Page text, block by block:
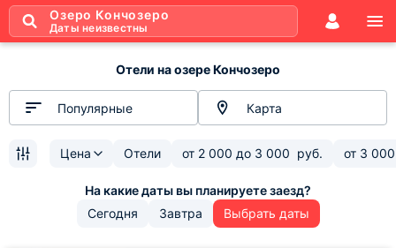
Озеро Кончозеро
Даты неизвестны
Отели на озере Кончозеро
Популярные Карта
Цена Отели от 2 000 до 3 000 руб. от 3 000
Сегодня Завтра Выбрать даты